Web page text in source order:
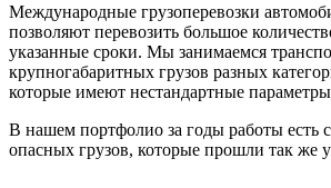
Международные грузоперевозки
позволяют перевозить большое
указанные сроки. Мы занимаемся
крупногабаритных грузов разных
которые имеют нестандартные
В нашем портфолио за годы работы есть
опасных грузов, которые прошли так же